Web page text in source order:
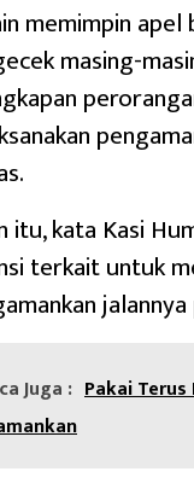
memimpin
masing-
itu, kata Kasi
terkait untuk
Juga : Pakai